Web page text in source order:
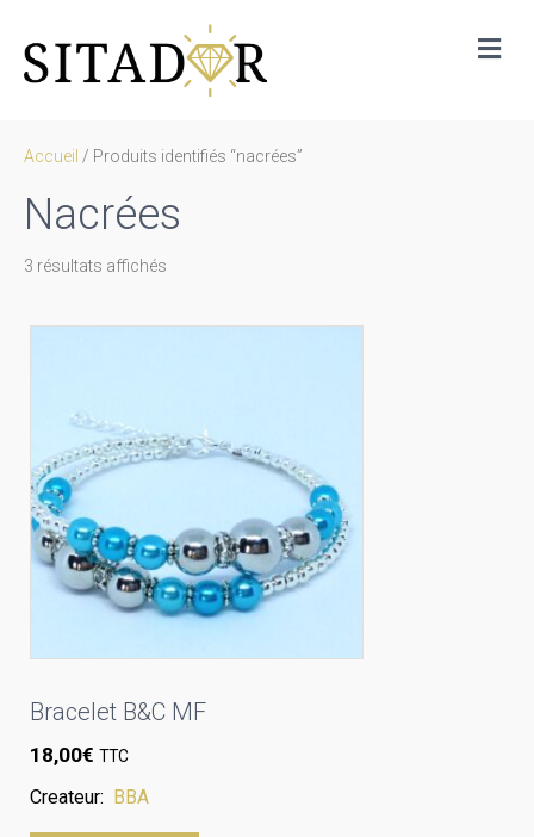
Accueil / Produits identifiés “nacrées”
Nacrées
3 résultats affichés
Bracelet B&C MF
18,00€ TTC
Createur: BBA